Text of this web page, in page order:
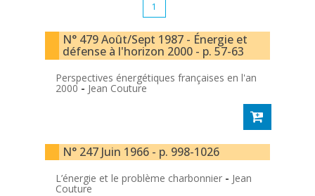
1
N° 479 Août/Sept 1987 - Énergie et
défense à l'horizon 2000 - p. 57-63
Perspectives énergétiques françaises en l'an
2000 - Jean Couture
N° 247 Juin 1966 - p. 998-1026
L’énergie et le problème charbonnier - Jean
Couture